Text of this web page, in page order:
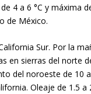
4 a 6 °C y máxima
de México.
Sur. Por la
en sierras del norte
del noroeste de 10
Oleaje de 1.5 a